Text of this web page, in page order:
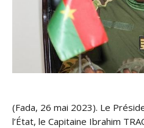
(Fada, 26 mai 2023). Le
l’État, le Capitaine Ibrahim